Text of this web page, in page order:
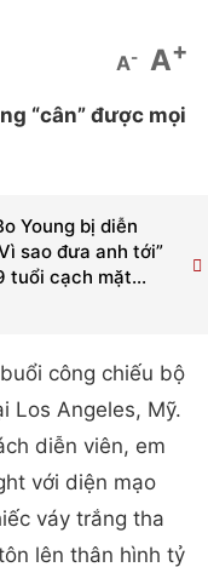
A- A+
“cân” được mọi
Young bị diễn
sao đưa anh tới”
tuổi cạch mặt...
công chiếu bộ
Los Angeles, Mỹ.
diễn viên, em
với diện mạo
váy trắng tha
lên thân hình tỷ